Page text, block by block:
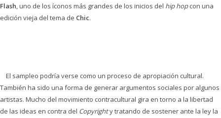
Flash, uno de los íconos más grandes de los inicios del hip hopcon una
edición vieja del tema de Chic.
El sampleo podría verse como un proceso de apropiación cultural.
También ha sido una forma de generar argumentos sociales por algunos
artistas. Mucho del movimiento contracultural gira en torno a la libertad
de las ideas en contra del Copyrighty tratando de sostener ante la ley la